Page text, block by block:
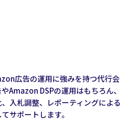
広告の運用に強みを持つ代行会
Amazon DSPの運用はもちろん、
入札調整、レポーティングによる
サポートします。